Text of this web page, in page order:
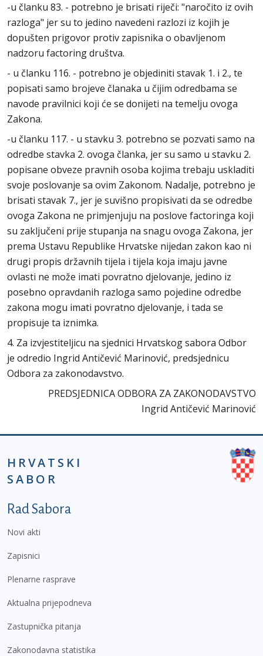
-u članku 83. - potrebno je brisati riječi: "naročito iz ovih
razloga" jer su to jedino navedeni razlozi iz kojih je
dopušten prigovor protiv zapisnika o obavljenom
nadzoru factoring društva.
- u članku 116. - potrebno je objediniti stavak 1. i 2., te
popisati samo brojeve članaka u čijim odredbama se
navode pravilnici koji će se donijeti na temelju ovoga
Zakona.
-u članku 117. - u stavku 3. potrebno se pozvati samo na
odredbe stavka 2. ovoga članka, jer su samo u stavku 2.
popisane obveze pravnih osoba kojima trebaju uskladiti
svoje poslovanje sa ovim Zakonom. Nadalje, potrebno je
brisati stavak 7., jer je suvišno propisivati da se odredbe
ovoga Zakona ne primjenjuju na poslove factoringa koji
su zaključeni prije stupanja na snagu ovoga Zakona, jer
prema Ustavu Republike Hrvatske nijedan zakon kao ni
drugi propis državnih tijela i tijela koja imaju javne
ovlasti ne može imati povratno djelovanje, jedino iz
posebno opravdanih razloga samo pojedine odredbe
zakona mogu imati povratno djelovanje, i tada se
propisuje ta iznimka.
4. Za izvjestiteljicu na sjednici Hrvatskog sabora Odbor
je odredio Ingrid Antičević Marinović, predsjednicu
Odbora za zakonodavstvo.
PREDSJEDNICA ODBORA ZA ZAKONODAVSTVO
Ingrid Antičević Marinović
HRVATSKI
SABOR
Podnožje prvi izbornik
Rad Sabora
Novi akti
Zapisnici
Plenarne rasprave
Aktualna prijepodneva
Zastupnička pitanja
Zakonodavna statistika